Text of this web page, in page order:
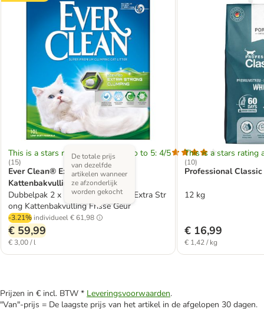
This is a stars rating area from zero to 5: 4/5
(15)
Ever Clean® Extra Strong
Kattenbakvulling Frisse Geur
Dubbelpak 2 x 10 l - Ever Clean® Extra Str
ong Kattenbakvulling Frisse Geur
-3.21% individueel€ 61,98
De totale prijs
van dezelfde
artikelen wanneer
ze afzonderlijk
worden gekocht
€ 59,99
€ 3,00 / l
This is a stars rating
(10)
Professional
12 kg
€ 16,99
€ 1,42 / kg
Prijzen in € incl. BTW * Leveringsvoorwaarden.
"Van"-prijs = De laagste prijs van het artikel in de afgelopen 30 dagen.